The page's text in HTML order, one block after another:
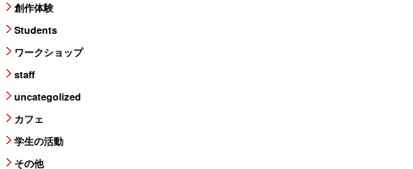
創作体験
Students
ワークショップ
staff
uncategolized
カフェ
学生の活動
その他